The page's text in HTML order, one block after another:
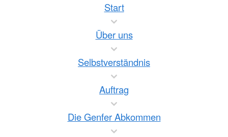
Start
Über uns
Selbstverständnis
Auftrag
Die Genfer Abkommen